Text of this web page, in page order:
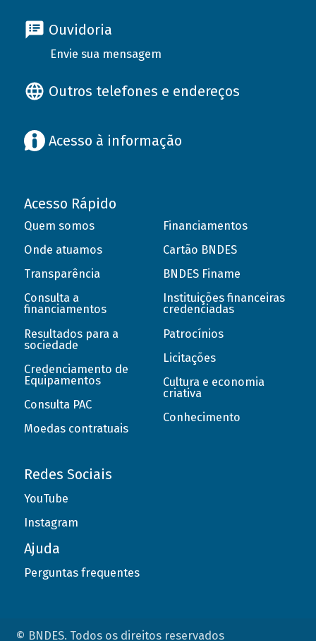
Ouvidoria
Envie sua mensagem
Outros telefones e endereços
Acesso à informação
Acesso Rápido
Quem somos
Onde atuamos
Transparência
Consulta a
financiamentos
Resultados para a
sociedade
Credenciamento de
Equipamentos
Consulta PAC
Moedas contratuais
Financiamentos
Cartão BNDES
BNDES Finame
Instituições financeiras
credenciadas
Patrocínios
Licitações
Cultura e economia
criativa
Conhecimento
Redes Sociais
YouTube
Instagram
Ajuda
Perguntas frequentes
© BNDES. Todos os direitos reservados